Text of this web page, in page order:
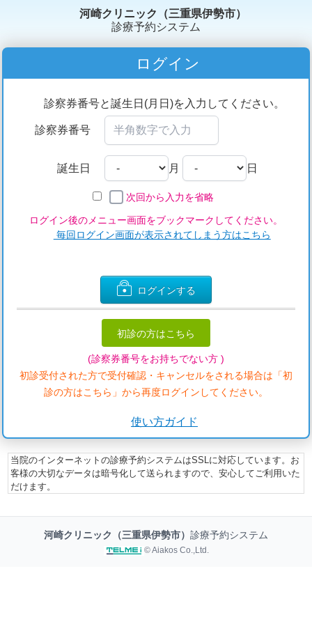
河崎クリニック（三重県伊勢市）
診療予約システム
ログイン
診察券番号と誕生日(月日)を入力してください。
診察券番号
誕生日 月 日
次回から入力を省略
ログイン後のメニュー画面をブックマークしてください。
毎回ログイン画面が表示されてしまう方はこちら
ログインする
初診の方はこちら
(診察券番号をお持ちでない方 )
初診受付された方で受付確認・キャンセルをされる場合は「初
診の方はこちら」から再度ログインしてください。
使い方ガイド
当院のインターネットの診療予約システムはSSLに対応しています。お
客様の大切なデータは暗号化して送られますので、安心してご利用いた
だけます。
河崎クリニック（三重県伊勢市） 診療予約システム
© Aiakos Co.,Ltd.